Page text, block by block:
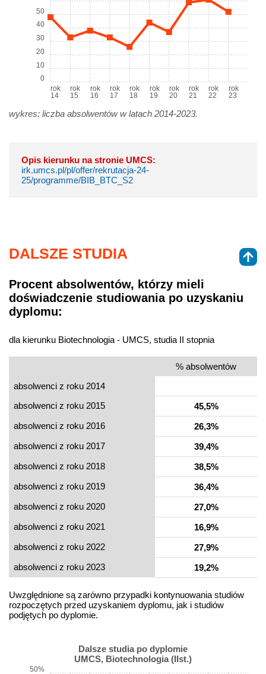
rok
14
rok
15
rok
16
rok
17
rok
18
rok
19
rok
20
rok
21
rok
22
rok
23
0
10
20
30
40
50
wykres: liczba absolwentów w latach 2014-2023.
Opis kierunku na stronie UMCS:
irk.umcs.pl/pl/offer/rekrutacja-24-
25/programme/BIB_BTC_S2
DALSZE STUDIA
Procent absolwentów, którzy mieli
doświadczenie studiowania po uzyskaniu
dyplomu:
dla kierunku Biotechnologia - UMCS, studia II stopnia
% absolwentów
absolwenci z roku 2014
absolwenci z roku 2015
45,5%
absolwenci z roku 2016
26,3%
absolwenci z roku 2017
39,4%
absolwenci z roku 2018
38,5%
absolwenci z roku 2019
36,4%
absolwenci z roku 2020
27,0%
absolwenci z roku 2021
16,9%
absolwenci z roku 2022
27,9%
absolwenci z roku 2023
19,2%
Uwzględnione są zarówno przypadki kontynuowania studiów
rozpoczętych przed uzyskaniem dyplomu, jak i studiów
podjętych po dyplomie.
Dalsze studia po dyplomie
UMCS, Biotechnologia (IIst.)
50%